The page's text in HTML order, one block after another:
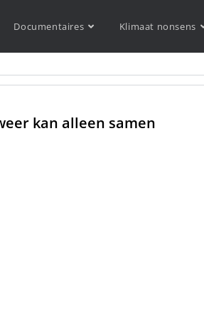
Documentaires Klimaat nonsens
kan alleen samen